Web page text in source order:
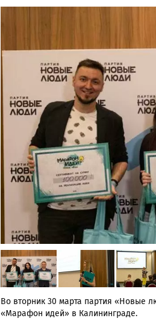
Во вторник 30 марта партия «Новые
«Марафон идей» в Калининграде.